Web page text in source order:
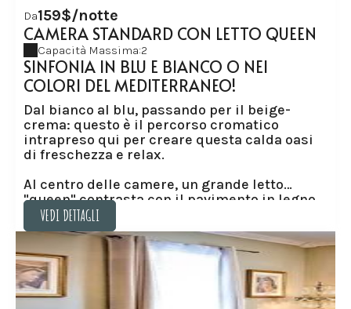
Da159$/notte
CAMERA STANDARD CON LETTO QUEEN
Capacità Massima:2
SINFONIA IN BLU E BIANCO O NEI
COLORI DEL MEDITERRANEO!
Dal bianco al blu, passando per il beige-
crema: questo è il percorso cromatico
intrapreso qui per creare questa calda oasi
di freschezza e relax.
Al centro delle camere, un grande letto
"queen" contrasta con il pavimento in legno
biondo. Il piumino d'oca, vestito con una
classica Toile de Jouy con accenti francesi, o
il piumino d'oca che accolgono
spudoratamente il nostro caldo sole dall'alba
al tramonto, queste camere superior sono
dotate di due ampie finestre e bagno privato.
VEDI DETTAGLI
VEDI DETTAGLI